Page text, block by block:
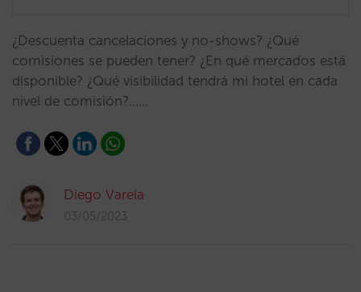
¿Descuenta cancelaciones y no-shows? ¿Qué
comisiones se pueden tener? ¿En qué mercados está
disponible? ¿Qué visibilidad tendrá mi hotel en cada
nivel de comisión?...…
Diego Varela
03/05/2023